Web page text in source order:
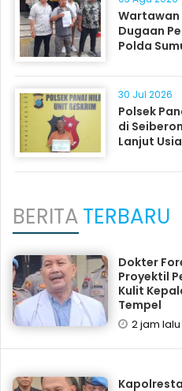
Wartawan
Dugaan
Polda
30 Jul 2026
Polsek
di
Lanjut
BERITATERBARU
Dokter
Proyektil
Kulit
Tempel
2 jam lalu